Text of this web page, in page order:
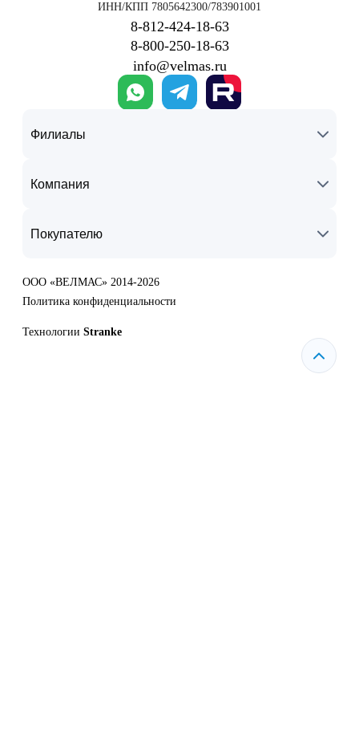
ИНН/КПП 7805642300/783901001
8‑812‑424‑18‑63
8‑800‑250‑18‑63
info@velmas.ru
Филиалы
Компания
Покупателю
ООО «ВЕЛМАС» 2014-2026
Политика конфиденциальности
Технологии Stranke